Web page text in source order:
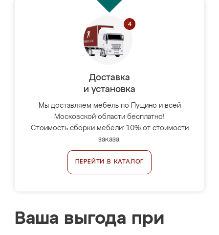
Доставка
и установка
Мы доставляем мебель по Пущино и всей
Московской области бесплатно!
Стоимость сборки мебели: 10% от стоимости
заказа.
ПЕРЕЙТИ В КАТАЛОГ
Ваша выгода при